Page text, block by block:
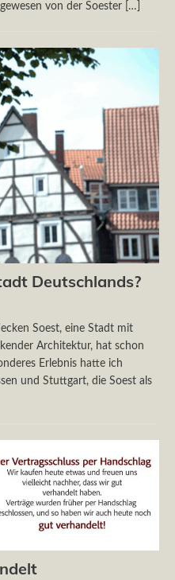
von der Soester
[…]
Deutschlands?
Soest, eine Stadt mit
Architektur, hat schon
Erlebnis hatte ich
und Stuttgart, die Soest als